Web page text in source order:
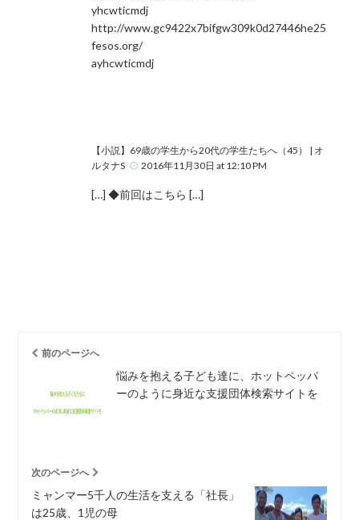
yhcwticmdj
http://www.gc9422x7bifgw309k0d27446he25
fesos.org/
ayhcwticmdj
【小説】69歳の学生から20代の学生たちへ（45） | オ
ルタナS
2016年11月30日 at 12:10 PM
[…] ◆前回はこちら […]
前のページへ
悩みを抱える子ども達に、ホットペッパ
ーのように身近な支援団体検索サイトを
次のページへ
ミャンマー5千人の生活を支える「社長」
は25歳、1児の母